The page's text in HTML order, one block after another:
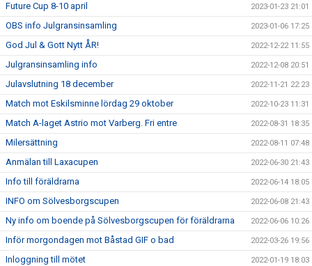
Future Cup 8-10 april 2023-01-23 21:01
OBS info Julgransinsamling 2023-01-06 17:25
God Jul & Gott Nytt ÅR! 2022-12-22 11:55
Julgransinsamling info 2022-12-08 20:51
Julavslutning 18 december 2022-11-21 22:23
Match mot Eskilsminne lördag 29 oktober 2022-10-23 11:31
Match A-laget Astrio mot Varberg. Fri entre 2022-08-31 18:35
Milersättning 2022-08-11 07:48
Anmälan till Laxacupen 2022-06-30 21:43
Info till föräldrarna 2022-06-14 18:05
INFO om Sölvesborgscupen 2022-06-08 21:43
Ny info om boende på Sölvesborgscupen för föräldrarna 2022-06-06 10:26
Inför morgondagen mot Båstad GIF o bad 2022-03-26 19:56
Inloggning till mötet 2022-01-19 18:03